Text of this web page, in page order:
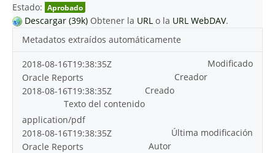
Estado: Aprobado
Descargar (39k) Obtener la URL o la URL WebDAV.
Metadatos extraídos automáticamente
Modificado
2018-08-16T19:38:35Z
Creador
Oracle Reports
Creado
2018-08-16T19:38:35Z
Texto del contenido
application/pdf
Última modificación
2018-08-16T19:38:35Z
Autor
Oracle Reports